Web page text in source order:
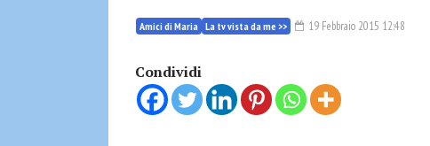
Amici di Maria La tv vista da me >> 19 Febbraio 2015 12:48
Condividi